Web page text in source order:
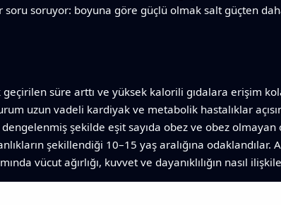
soruyor: boyuna göre güçlü olmak salt güçten
süre arttı ve yüksek kalorili gıdalara erişim
uzun vadeli kardiyak ve metabolik hastalıklar
şekilde eşit sayıda obez ve obez
şekillendiği 10–15 yaş aralığına odaklandılar.
vücut ağırlığı, kuvvet ve dayanıklılığın nasıl